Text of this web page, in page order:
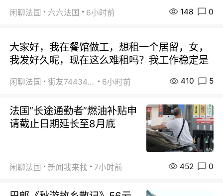
闲聊法国 六六法国 6小时前 148 0
大家好，我在餐馆做工，想租一个居留，女，
我发好久呢，现在这么难租吗？我工作稳定是
闲聊法国 街友74434350 6小时前 410 5
法国“长途通勤者”燃油补贴申
请截止日期延长至8月底
闲聊法国 新闻我来找 7小时前 452 0